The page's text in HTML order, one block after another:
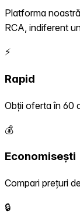
Platforma
RCA, indiferent
⚡
Rapid
Obții oferta în 60
💰
Economisești
Compari prețuri
🔒